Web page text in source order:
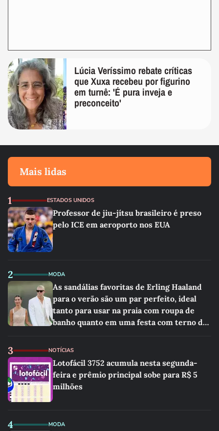
Lúcia Veríssimo rebate críticas
que Xuxa recebeu por figurino
em turnê: 'É pura inveja e
preconceito'
Mais lidas
1 ESTADOS UNIDOS
Professor de jiu-jítsu brasileiro é preso
pelo ICE em aeroporto nos EUA
2 MODA
As sandálias favoritas de Erling Haaland
para o verão são um par perfeito, ideal
tanto para usar na praia com roupa de
banho quanto em uma festa com terno de
3 NOTÍCIAS
Lotofácil 3752 acumula nesta segunda-
feira e prêmio principal sobe para R$ 5
milhões
4 MODA